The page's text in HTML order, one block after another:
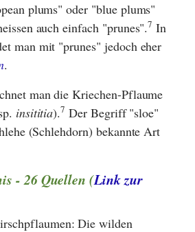
plums" oder "blue plums"
auch einfach "prunes".7 In
man mit "prunes" jedoch eher
.
man die Kriechen-Pflaume
insititia).7 Der Begriff "sloe"
(Schlehdorn) bekannte Art
- 26 Quellen (Link zur
Die wilden